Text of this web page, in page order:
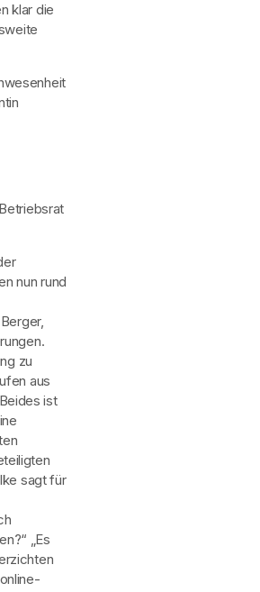
klar die
nun rund
zu
aus
ist
sagt für
„Es